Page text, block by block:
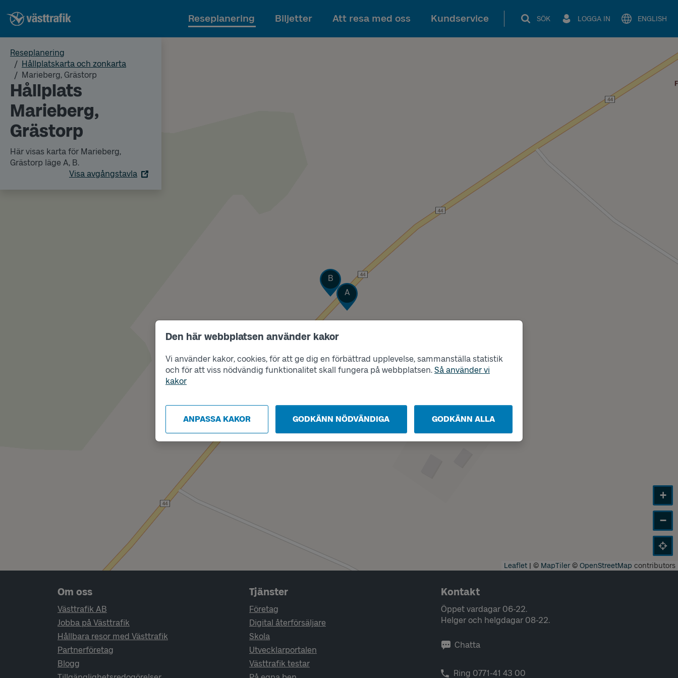
Den här webbplatsen använder kakor
Vi använder kakor, cookies, för att ge dig en förbättrad upplevelse, sammanställa statistik
och för att viss nödvändig funktionalitet skall fungera på webbplatsen. Så använder vi
kakor
ANPASSA KAKOR GODKÄNN NÖDVÄNDIGA GODKÄNN ALLA
Till innehållet
Reseplanering Biljetter Att resa med oss Kundservice SÖK LOGGA IN ENGLISH
Reseplanering
Hållplatskarta och zonkarta
Marieberg, Grästorp
Hållplats
Marieberg,
Grästorp
Här visas karta för Marieberg,
Grästorp läge A, B.
Visa avgångstavla
Läge
A
Läge
B
+
−
Leaflet | © MapTiler© OpenStreetMap contributors
Sidfotsnavigering
Om oss
Västtrafik AB
Jobba på Västtrafik
Hållbara resor med Västtrafik
Partnerföretag
Blogg
Tjänster
Företag
Digital återförsäljare
Skola
Utvecklarportalen
Västtrafik testar
Kontakt
Öppet vardagar 06-22.
Helger och helgdagar 08-22.
Chatta
Ring 0771-41 43 00